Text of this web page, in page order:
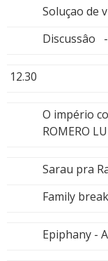
Soluçao de
Discussâo -
12.30
O império
ROMERO
Sarau pra
Family
Epiphany -